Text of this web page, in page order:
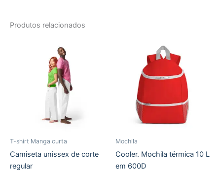
Produtos relacionados
T-shirt Manga curta
Camiseta unissex de corte
regular
Mochila
Cooler. Mochila térmica 10 L
em 600D